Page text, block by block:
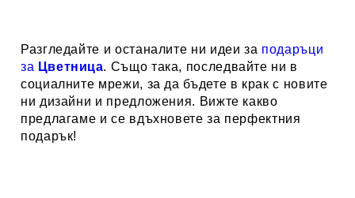
Разгледайте и останалите ни идеи за подаръци
за Цветница. Също така, последвайте ни в
социалните мрежи, за да бъдете в крак с новите
ни дизайни и предложения. Вижте какво
предлагаме и се вдъхновете за перфектния
подарък!